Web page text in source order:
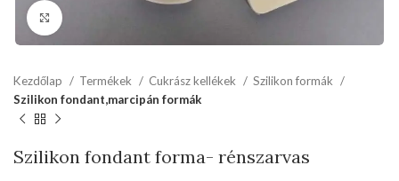
Kezdőlap Termékek Cukrász kellékek
Szilikon formák
Szilikon fondant,marcipán formák
Szilikon fondant forma- rénszarvas